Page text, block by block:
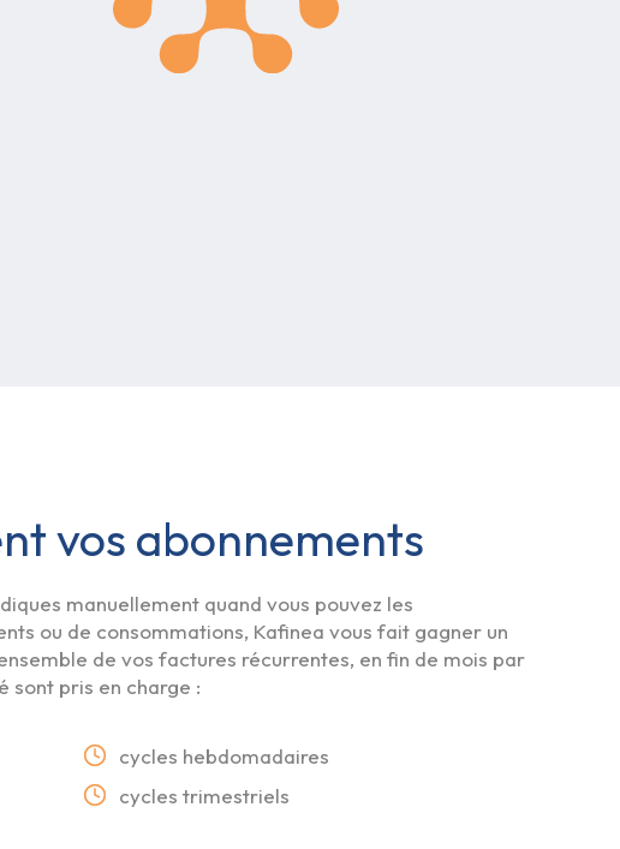
vos abonnements
manuellement quand vous pouvez les
ou de consommations, Kafinea vous fait gagner un
de vos factures récurrentes, en fin de mois par
sont pris en charge :
cycles hebdomadaires
cycles trimestriels